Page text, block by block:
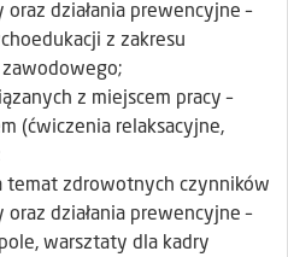
działania prewencyjne –
z zakresu
z miejscem pracy –
(ćwiczenia relaksacyjne,
temat zdrowotnych czynników
działania prewencyjne –
warsztaty dla kadry